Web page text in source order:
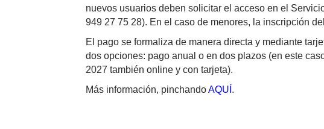
nuevos usuarios deben solicitar el acceso en el
949 27 75 28). En el caso de menores, la inscripción
El pago se formaliza de manera directa y mediante
dos opciones: pago anual o en dos plazos (en este
2027 también online y con tarjeta).
Más información, pinchandoAQUÍ .